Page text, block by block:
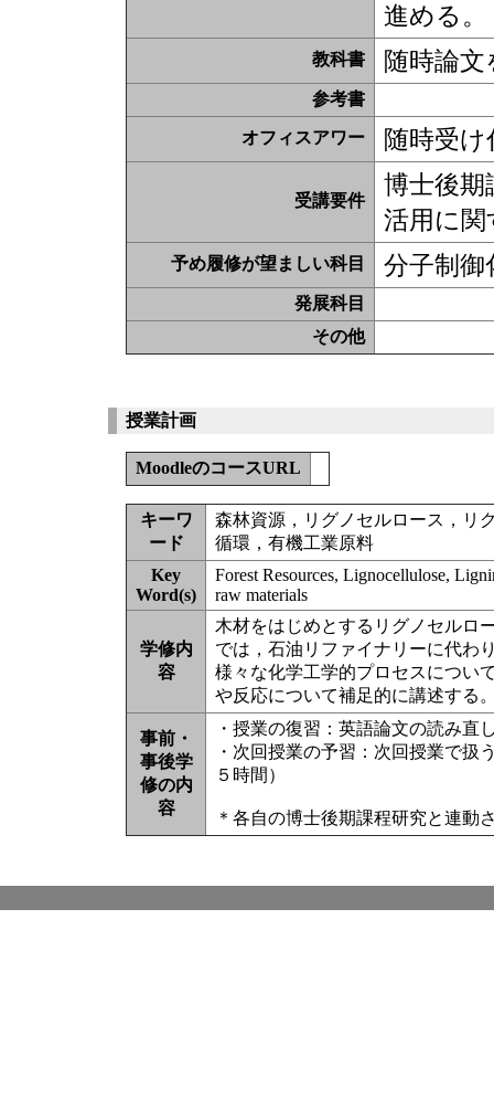
進める。
教科書 随時論
参考書
オフィスアワー 随時受
受講要件
博士後
活用に
予め履修が望ましい科目 分子制御
発展科目
その他
授業計画
MoodleのコースURL
キーワ
ード
森林資源，リグノセルロース，リ
循環，有機工業原料
Key
Word(s)
Forest Resources, Lignocellulose,
raw materials
学修内
容
木材をはじめとするリグノセルロ
では，石油リファイナリーに代わ
様々な化学工学的プロセスについ
や反応について補足的に講述する
事前・
事後学
修の内
容
・授業の復習：英語論文の読み直
・次回授業の予習：次回授業で扱
５時間）
＊各自の博士後期課程研究と連動